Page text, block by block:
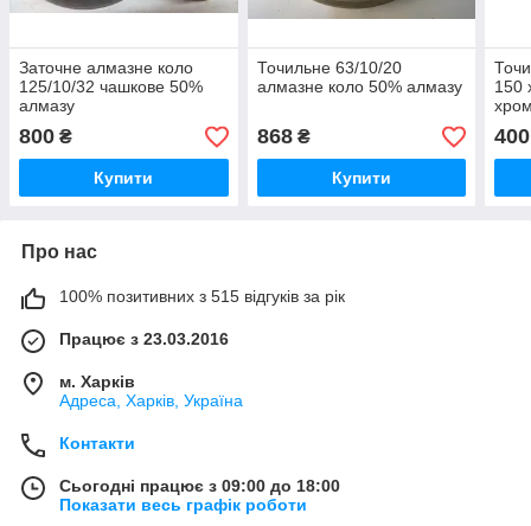
Заточне алмазне коло
125/10/32 чашкове 50%
алмазу
800 ₴
Купити
Точильне 63/10/20
алмазне коло 50% алмазу
868₴
Купити
150
400
Про нас
100% позитивних з 515 відгуків за рік
Працює з 23.03.2016
м. Харків
Адреса, Харків, Україна
Контакти
Сьогодні працює з 09:00 до 18:00
Показати весь графік роботи